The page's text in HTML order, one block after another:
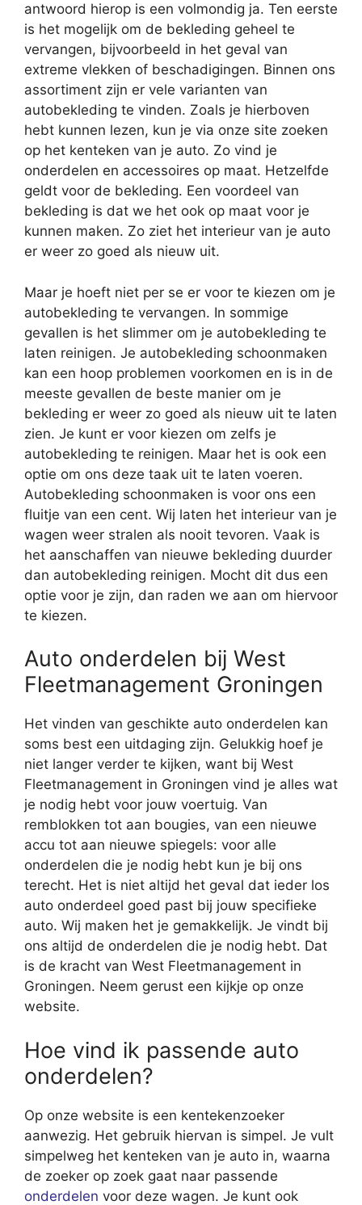
antwoord hierop is een volmondig ja. Ten eerste
is het mogelijk om de bekleding geheel te
vervangen, bijvoorbeeld in het geval van
extreme vlekken of beschadigingen. Binnen ons
assortiment zijn er vele varianten van
autobekleding te vinden. Zoals je hierboven
hebt kunnen lezen, kun je via onze site zoeken
op het kenteken van je auto. Zo vind je
onderdelen en accessoires op maat. Hetzelfde
geldt voor de bekleding. Een voordeel van
bekleding is dat we het ook op maat voor je
kunnen maken. Zo ziet het interieur van je auto
er weer zo goed als nieuw uit.
Maar je hoeft niet per se er voor te kiezen om je
autobekleding te vervangen. In sommige
gevallen is het slimmer om je autobekleding te
laten reinigen. Je autobekleding schoonmaken
kan een hoop problemen voorkomen en is in de
meeste gevallen de beste manier om je
bekleding er weer zo goed als nieuw uit te laten
zien. Je kunt er voor kiezen om zelfs je
autobekleding te reinigen. Maar het is ook een
optie om ons deze taak uit te laten voeren.
Autobekleding schoonmaken is voor ons een
fluitje van een cent. Wij laten het interieur van je
wagen weer stralen als nooit tevoren. Vaak is
het aanschaffen van nieuwe bekleding duurder
dan autobekleding reinigen. Mocht dit dus een
optie voor je zijn, dan raden we aan om hiervoor
te kiezen.
Auto onderdelen bij West
Fleetmanagement Groningen
Het vinden van geschikte auto onderdelen kan
soms best een uitdaging zijn. Gelukkig hoef je
niet langer verder te kijken, want bij West
Fleetmanagement in Groningen vind je alles wat
je nodig hebt voor jouw voertuig. Van
remblokken tot aan bougies, van een nieuwe
accu tot aan nieuwe spiegels: voor alle
onderdelen die je nodig hebt kun je bij ons
terecht. Het is niet altijd het geval dat ieder los
auto onderdeel goed past bij jouw specifieke
auto. Wij maken het je gemakkelijk. Je vindt bij
ons altijd de onderdelen die je nodig hebt. Dat
is de kracht van West Fleetmanagement in
Groningen. Neem gerust een kijkje op onze
website.
Hoe vind ik passende auto
onderdelen?
Op onze website is een kentekenzoeker
aanwezig. Het gebruik hiervan is simpel. Je vult
simpelweg het kenteken van je auto in, waarna
de zoeker op zoek gaat naar passende
onderdelen voor deze wagen. Je kunt ook